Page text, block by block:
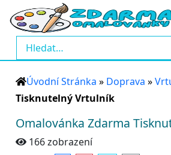
Úvodní Stránka » Doprava »
Tisknutelný Vrtulník
Omalovánka Zdarma
166 zobrazení